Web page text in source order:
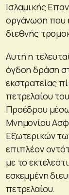
Ισλαμικής
οργάνωση που
διεθνής
Αυτή η
όγδοη δράση
εκστρατείας
πετρελαίου
Προέδρου
Μνημονίου
Εξωτερικών
επιπλέον
με το
εσκεμμένη
πετρελαίου.